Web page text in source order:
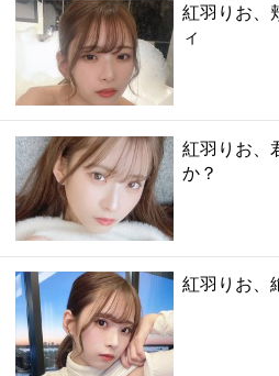
紅羽りお、
ィ
紅羽りお、
か？
紅羽りお、